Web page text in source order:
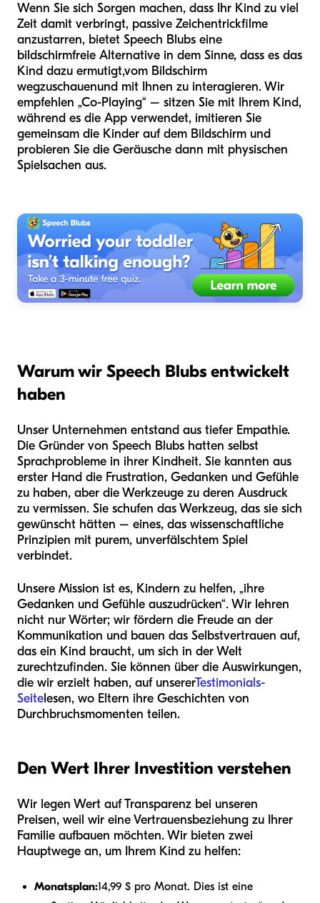
Wenn Sie sich Sorgen machen, dass Ihr Kind zu viel
Zeit damit verbringt, passive Zeichentrickfilme
anzustarren, bietet Speech Blubs eine
bildschirmfreie Alternative in dem Sinne, dass es das
Kind dazu ermutigt,vom Bildschirm
wegzuschauenund mit Ihnen zu interagieren. Wir
empfehlen „Co-Playing“ – sitzen Sie mit Ihrem Kind,
während es die App verwendet, imitieren Sie
gemeinsam die Kinder auf dem Bildschirm und
probieren Sie die Geräusche dann mit physischen
Spielsachen aus.
Warum wir Speech Blubs entwickelt
haben
Unser Unternehmen entstand aus tiefer Empathie.
Die Gründer von Speech Blubs hatten selbst
Sprachprobleme in ihrer Kindheit. Sie kannten aus
erster Hand die Frustration, Gedanken und Gefühle
zu haben, aber die Werkzeuge zu deren Ausdruck
zu vermissen. Sie schufen das Werkzeug, das sie sich
gewünscht hätten – eines, das wissenschaftliche
Prinzipien mit purem, unverfälschtem Spiel
verbindet.
Unsere Mission ist es, Kindern zu helfen, „ihre
Gedanken und Gefühle auszudrücken“. Wir lehren
nicht nur Wörter; wir fördern die Freude an der
Kommunikation und bauen das Selbstvertrauen auf,
das ein Kind braucht, um sich in der Welt
zurechtzufinden. Sie können über die Auswirkungen,
die wir erzielt haben, auf unsererTestimonials-
Seitelesen, wo Eltern ihre Geschichten von
Durchbruchsmomenten teilen.
Den Wert Ihrer Investition verstehen
Wir legen Wert auf Transparenz bei unseren
Preisen, weil wir eine Vertrauensbeziehung zu Ihrer
Familie aufbauen möchten. Wir bieten zwei
Hauptwege an, um Ihrem Kind zu helfen:
Monatsplan:14,99 $ pro Monat. Dies ist eine